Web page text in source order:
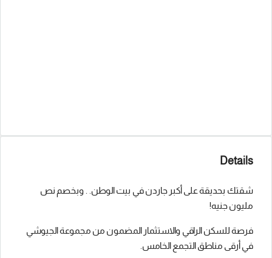
Details
شقتك بحديقة على أكبر جاردن في بيت الوطن. . وبخصم نص
مليون جنيه!
فرصة للسكن الراقي والاستثمار المضمون من مجموعة الجيوشي
في أرقى مناطق التجمع الخامس.